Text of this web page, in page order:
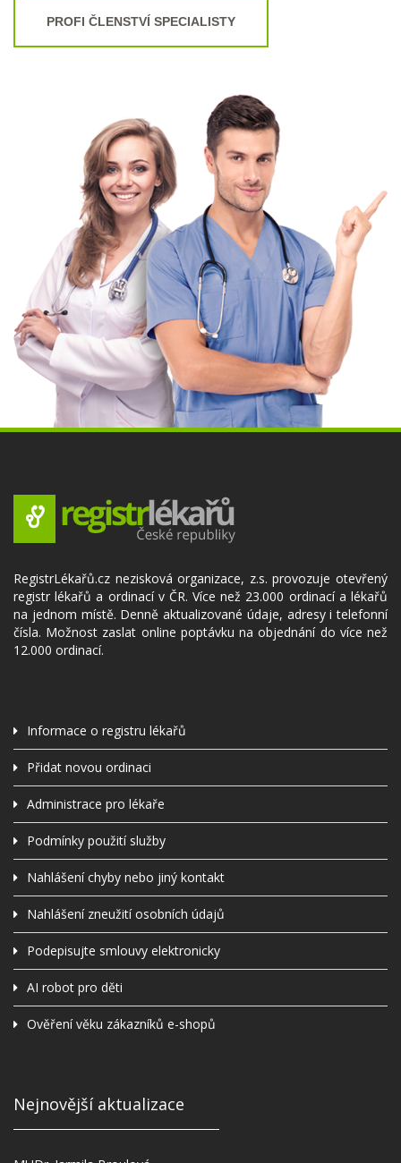
PROFI ČLENSTVÍ SPECIALISTY
RegistrLékařů.cz nezisková organizace, z.s. provozuje otevřený
registr lékařů a ordinací v ČR. Více než 23.000 ordinací a lékařů
na jednom místě. Denně aktualizované údaje, adresy i telefonní
čísla. Možnost zaslat online poptávku na objednání do více než
12.000 ordinací.
Informace o registru lékařů
Přidat novou ordinaci
Administrace pro lékaře
Podmínky použití služby
Nahlášení chyby nebo jiný kontakt
Nahlášení zneužití osobních údajů
Podepisujte smlouvy elektronicky
AI robot pro děti
Ověření věku zákazníků e-shopů
Nejnovější aktualizace